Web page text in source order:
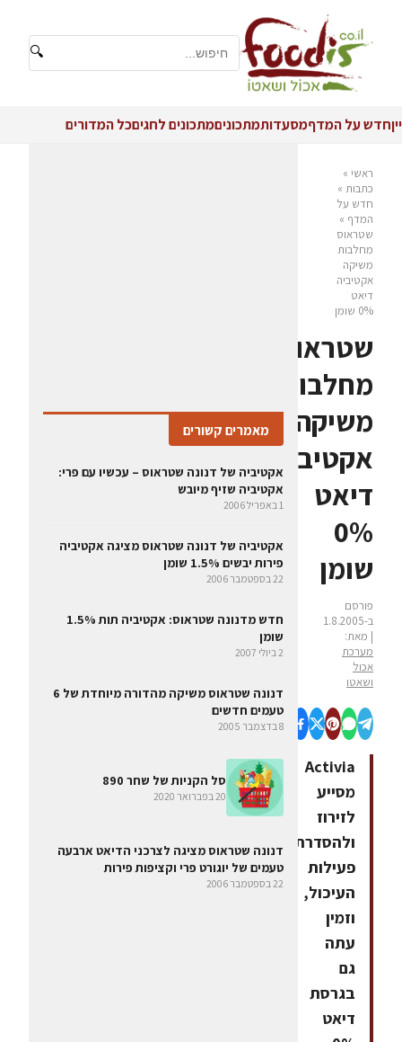
🔍
ייןחדש על המדףמסעדותמתכוניםמתכונים לחגיםכל המדורים
ראשי »
כתבות »
חדש על
המדף »
שטראוס
מחלבות
משיקה
אקטיביה
דיאט
0% שומן
שטראוס
מחלבות
משיקה
אקטיביה
דיאט
0%
שומן
פורסם
ב-1.8.2005
| מאת:
מערכת
אכול
ושאטו
Activia
מסייע
לזירוז
ולהסדרת
פעילות
העיכול,
וזמין
עתה
גם
בגרסת
דיאט
מאמרים קשורים
אקטיביה של דנונה שטראוס – עכשיו עם פרי:
אקטיביה שזיף מיובש
1 באפריל 2006
אקטיביה של דנונה שטראוס מציגה אקטיביה
פירות יבשים 1.5% שומן
22 בספטמבר 2006
חדש מדנונה שטראוס: אקטיביה תות 1.5%
שומן
2 ביולי 2007
דנונה שטראוס משיקה מהדורה מיוחדת של 6
טעמים חדשים
8 בדצמבר 2005
סל הקניות של שחר 890
20 בפברואר 2020
דנונה שטראוס מציגה לצרכני הדיאט ארבעה
טעמים של יוגורט פרי וקציפות פירות
22 בספטמבר 2006